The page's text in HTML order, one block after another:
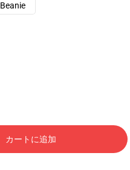
Beanie
カートに追加